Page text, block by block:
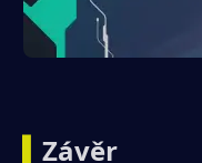
Závěr